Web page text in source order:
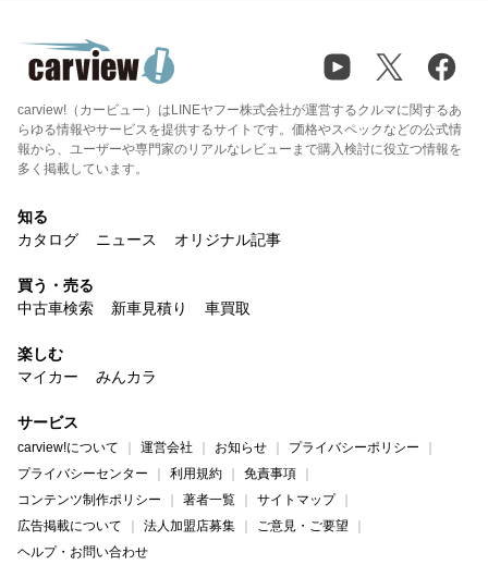
carview!（カービュー）はLINEヤフー株式会社が運営するクルマに関するあ
らゆる情報やサービスを提供するサイトです。価格やスペックなどの公式情
報から、ユーザーや専門家のリアルなレビューまで購入検討に役立つ情報を
多く掲載しています。
知る
カタログ
ニュース オリジナル記事
買う・売る
中古車検索
新車見積り 車買取
楽しむ
マイカー
みんカラ
サービス
carview!について 運営会社 お知らせ
プライバシーポリシー
プライバシーセンター
利用規約
免責事項
コンテンツ制作ポリシー
著者一覧
サイトマップ
広告掲載について
法人加盟店募集
ご意見・ご要望
ヘルプ・お問い合わせ